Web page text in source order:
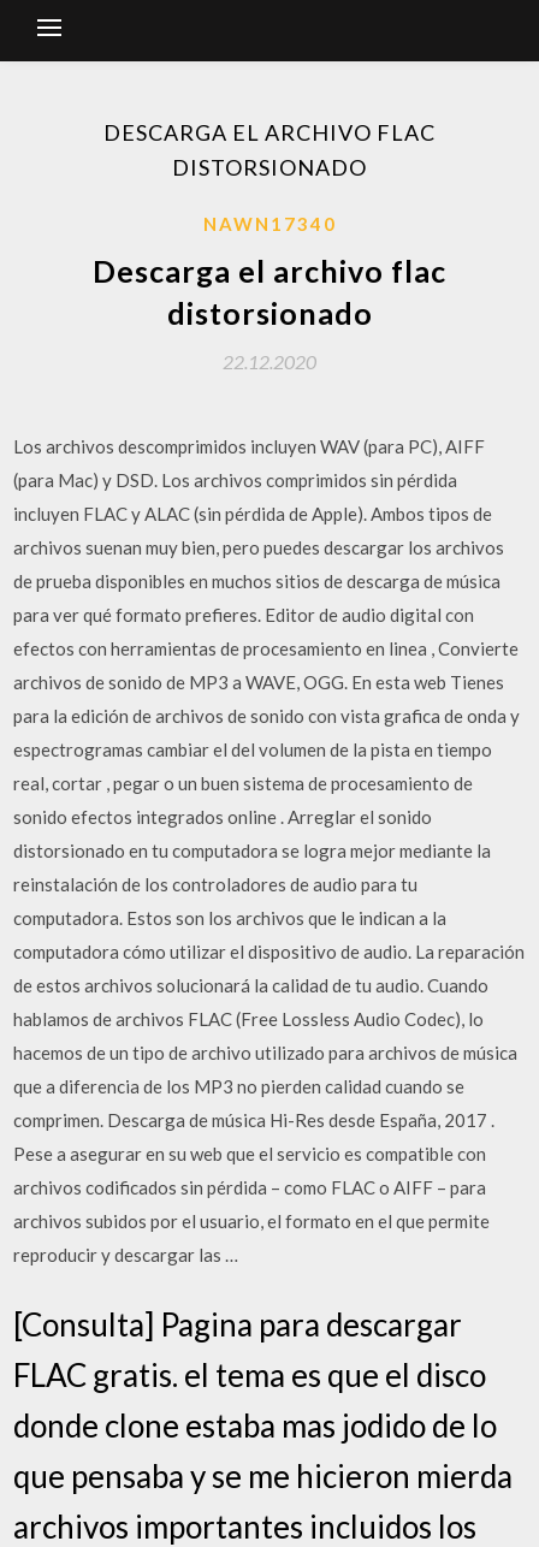
DESCARGA EL ARCHIVO FLAC
DISTORSIONADO
NAWN17340
Descarga el archivo flac
distorsionado
22.12.2020
Los archivos descomprimidos incluyen WAV (para PC), AIFF
(para Mac) y DSD. Los archivos comprimidos sin pérdida
incluyen FLAC y ALAC (sin pérdida de Apple). Ambos tipos de
archivos suenan muy bien, pero puedes descargar los archivos
de prueba disponibles en muchos sitios de descarga de música
para ver qué formato prefieres. Editor de audio digital con
efectos con herramientas de procesamiento en linea , Convierte
archivos de sonido de MP3 a WAVE, OGG. En esta web Tienes
para la edición de archivos de sonido con vista grafica de onda y
espectrogramas cambiar el del volumen de la pista en tiempo
real, cortar , pegar o un buen sistema de procesamiento de
sonido efectos integrados online . Arreglar el sonido
distorsionado en tu computadora se logra mejor mediante la
reinstalación de los controladores de audio para tu
computadora. Estos son los archivos que le indican a la
computadora cómo utilizar el dispositivo de audio. La reparación
de estos archivos solucionará la calidad de tu audio. Cuando
hablamos de archivos FLAC (Free Lossless Audio Codec), lo
hacemos de un tipo de archivo utilizado para archivos de música
que a diferencia de los MP3 no pierden calidad cuando se
comprimen. Descarga de música Hi-Res desde España, 2017 .
Pese a asegurar en su web que el servicio es compatible con
archivos codificados sin pérdida – como FLAC o AIFF – para
archivos subidos por el usuario, el formato en el que permite
reproducir y descargar las …
[Consulta] Pagina para descargar
FLAC gratis. el tema es que el disco
donde clone estaba mas jodido de lo
que pensaba y se me hicieron mierda
archivos importantes incluidos los